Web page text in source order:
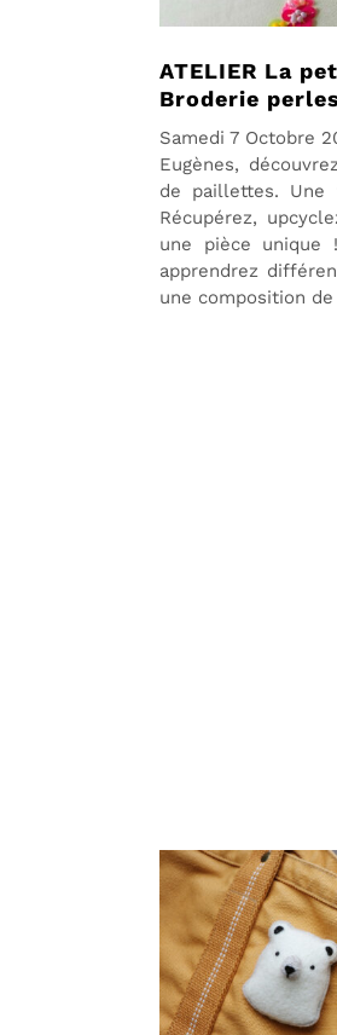
ATELIER La
Broderie
Samedi 7 Octobre
Eugènes,
de paillettes. Une
Récupérez,
une pièce unique
apprendrez
une composition